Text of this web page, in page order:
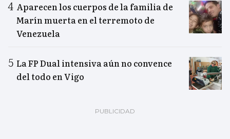
Aparecen los cuerpos de la familia de
Marín muerta en el terremoto de
Venezuela
La FP Dual intensiva aún no convence
del todo en Vigo